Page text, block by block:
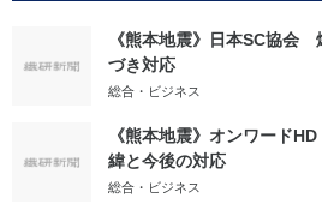
《熊本地震》日本SC協会
づき対応
総合・ビジネス
《熊本地震》オンワード
緯と今後の対応
総合・ビジネス